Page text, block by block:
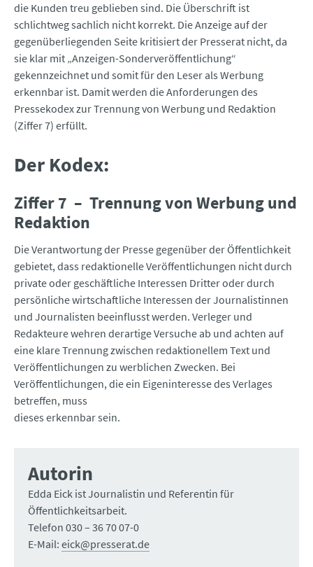
die Kunden treu geblieben sind. Die Überschrift ist
schlichtweg sachlich nicht korrekt. Die Anzeige auf der
gegenüberliegenden Seite kritisiert der Presserat nicht, da
sie klar mit „Anzeigen-Sonderveröffentlichung“
gekennzeichnet und somit für den Leser als Werbung
erkennbar ist. Damit werden die Anforderungen des
Pressekodex zur Trennung von Werbung und Redaktion
(Ziffer 7) erfüllt.
Der Kodex:
Ziffer 7 – Trennung von Werbung und
Redaktion
Die Verantwortung der Presse gegenüber der Öffentlichkeit
gebietet, dass redaktionelle Veröffentlichungen nicht durch
private oder geschäftliche Interessen Dritter oder durch
persönliche wirtschaftliche Interessen der Journalistinnen
und Journalisten beeinflusst werden. Verleger und
Redakteure wehren derartige Versuche ab und achten auf
eine klare Trennung zwischen redaktionellem Text und
Veröffentlichungen zu werblichen Zwecken. Bei
Veröffentlichungen, die ein Eigeninteresse des Verlages
betreffen, muss
dieses erkennbar sein.
Autorin
Edda Eick ist Journalistin und Referentin für
Öffentlichkeitsarbeit.
Telefon 030 – 36 70 07-0
E-Mail: eick@presserat.de